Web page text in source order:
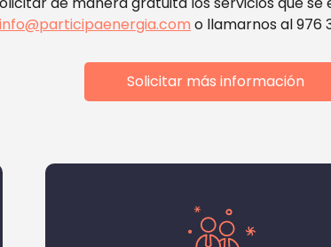
info@participaenergia.com o llamarnos al 976
Solicitar más información